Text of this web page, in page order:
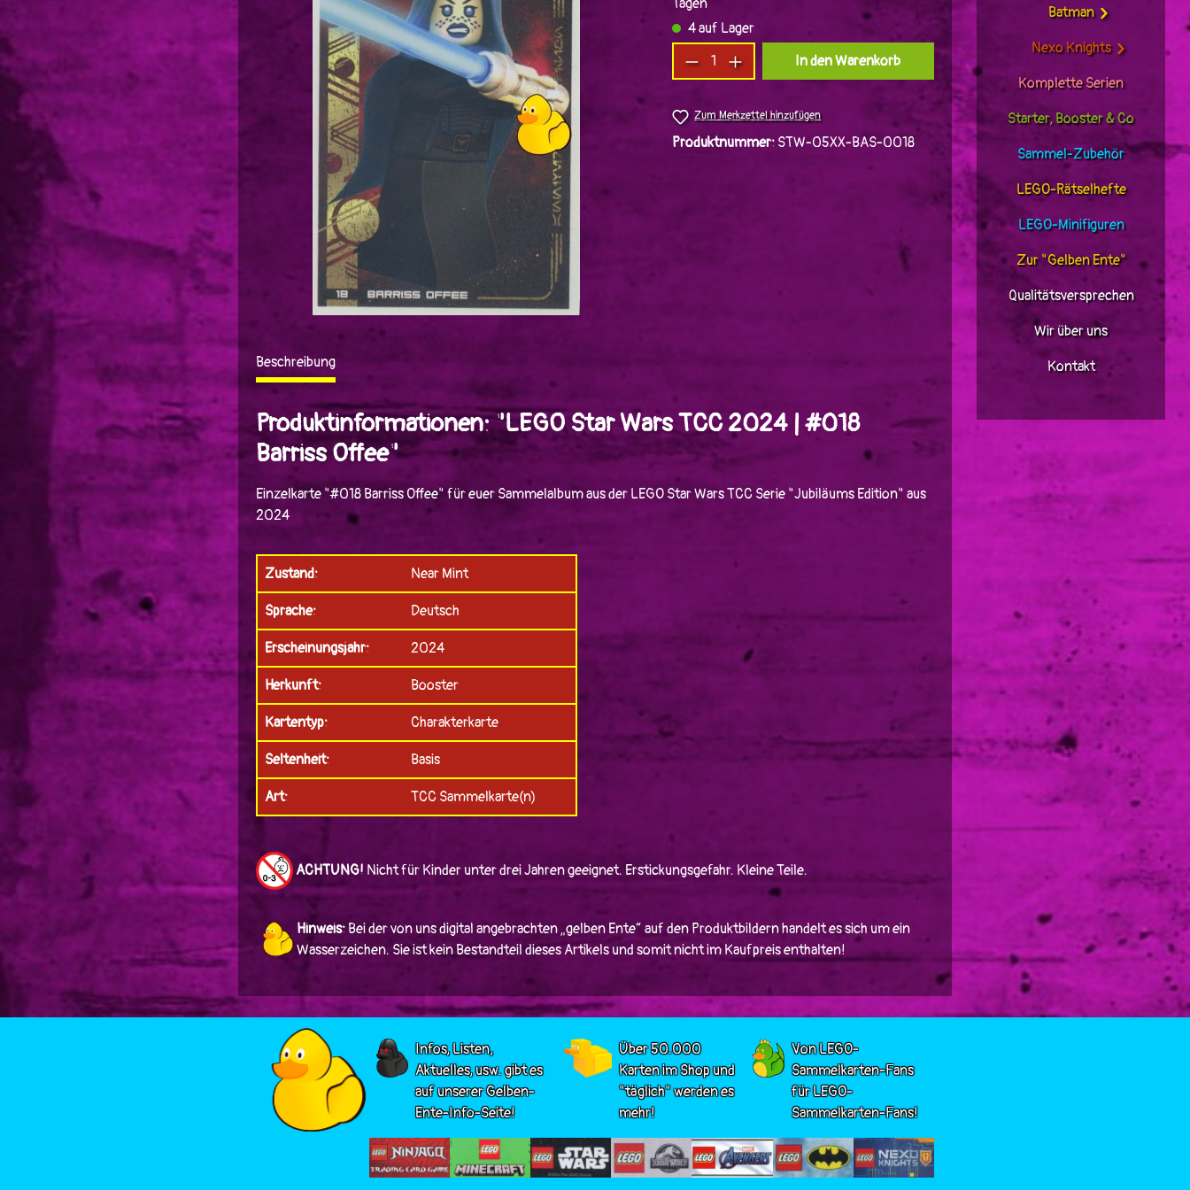
Batman
Nexo Knights
Komplette Serien
Starter, Booster & Co
Sammel-Zubehör
LEGO-Rätselhefte
LEGO-Minifiguren
Zur "Gelben Ente"
Qualitätsversprechen
Wir über uns
Kontakt
Tagen
4 auf Lager
Produkt Anzahl: Gib den gewünschten Wert ein oder
In den Warenkorb
Zum Merkzettel hinzufügen
Produktnummer: STW-05XX-BAS-0018
Beschreibung
Produktinformationen: "LEGO Star Wars TCC 2024 | #018
Barriss Offee"
Einzelkarte "#018 Barriss Offee" für euer Sammelalbum aus der LEGO Star Wars TCC Serie "Jubiläums Edition" aus
2024
Zustand: Near Mint
Sprache: Deutsch
Erscheinungsjahr: 2024
Herkunft: Booster
Kartentyp: Charakterkarte
Seltenheit: Basis
Art: TCC Sammelkarte(n)
ACHTUNG! Nicht für Kinder unter drei Jahren geeignet. Erstickungsgefahr. Kleine Teile.
Hinweis: Bei der von uns digital angebrachten „gelben Ente“ auf den Produktbildern handelt es sich um ein
Wasserzeichen. Sie ist kein Bestandteil dieses Artikels und somit nicht im Kaufpreis enthalten!
Infos, Listen,
Aktuelles, usw. gibt es
auf unserer Gelben-
Ente-Info-Seite!
Über 50.000
Karten im Shop und
"täglich" werden es
mehr!
Von LEGO-
Sammelkarten-Fans
für LEGO-
Sammelkarten-Fans!